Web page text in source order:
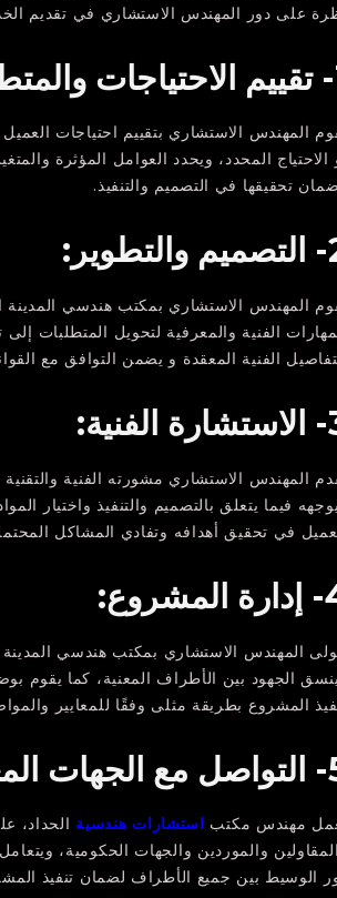
على دور المهندس الاستشاري في تقديم
المهندس الاستشاري بتقييم احتياجات
الاحتياج المحدد، ويحدد العوامل المؤثرة
تحقيقها في التصميم والتنفيذ.
المهندس الاستشاري بمكتب هندسي المدينة
الفنية والمعرفية لتحويل المتطلبات
الفنية المعقدة و يضمن التوافق مع
المهندس الاستشاري مشورته الفنية
فيما يتعلق بالتصميم والتنفيذ واختيار
في تحقيق أهدافه وتفادي المشاكل
المهندس الاستشاري بمكتب هندسي
الجهود بين الأطراف المعنية، كما يقوم
المشروع بطريقة مثلى وفقًا للمعايير
مهندس مكتب استشارات هندسية الحداد،
والموردين والجهات الحكومية،
الوسيط بين جميع الأطراف لضمان تنفيذ